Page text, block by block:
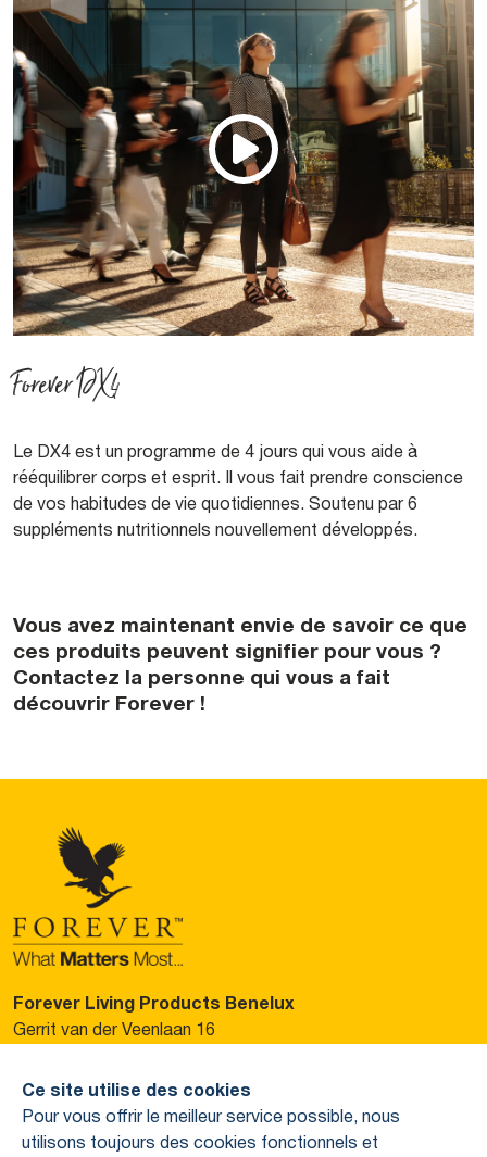
Ce site utilise des cookies
Pour vous offrir le meilleur service possible, nous
utilisons toujours des cookies fonctionnels et
Forever DX4
Le DX4 est un programme de 4 jours qui vous aide à
rééquilibrer corps et esprit. Il vous fait prendre conscience
de vos habitudes de vie quotidiennes. Soutenu par 6
suppléments nutritionnels nouvellement développés.
Vous avez maintenant envie de savoir ce que
ces produits peuvent signifier pour vous ?
Contactez la personne qui vous a fait
découvrir Forever !
Forever Living Products Benelux
Gerrit van der Veenlaan 16
Veuillez contacter votre personne de contact. Ou
contactez-nous via :